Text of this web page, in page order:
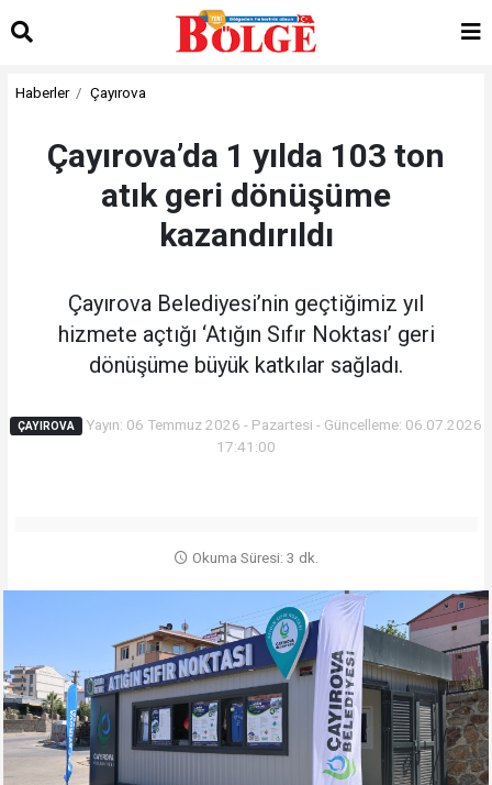
Haberler Çayırova
Çayırova’da 1 yılda 103 ton
atık geri dönüşüme
kazandırıldı
Çayırova Belediyesi’nin geçtiğimiz yıl
hizmete açtığı ‘Atığın Sıfır Noktası’ geri
dönüşüme büyük katkılar sağladı.
ÇAYIROVA Yayın: 06 Temmuz 2026 - Pazartesi - Güncelleme: 06.07.2026
17:41:00
Okuma Süresi: 3 dk.